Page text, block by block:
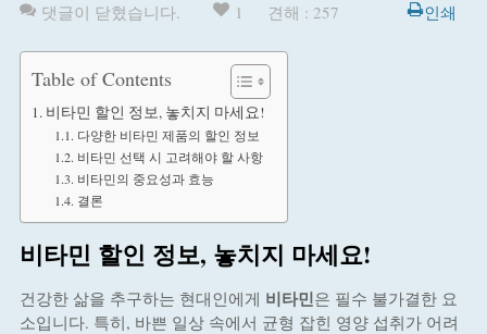
댓글이 닫혔습니다.
1 견해 : 257 인쇄
Table of Contents
비타민 할인 정보, 놓치지 마세요!
다양한 비타민 제품의 할인 정보
비타민 선택 시 고려해야 할 사항
비타민의 중요성과 효능
결론
비타민 할인 정보, 놓치지 마세요!
건강한 삶을 추구하는 현대인에게 비타민은 필수 불가결한 요
소입니다. 특히, 바쁜 일상 속에서 균형 잡힌 영양 섭취가 어려